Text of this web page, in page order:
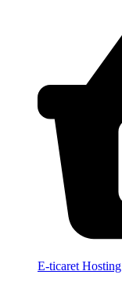
E-ticaret Hosting